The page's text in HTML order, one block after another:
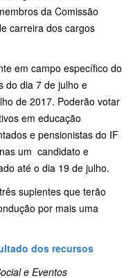
da Comissão
carreira dos cargos
em campo específico do
do dia 7 de julho e
de 2017. Poderão votar
em educação
e pensionistas do IF
um candidato e
até o dia 19 de julho.
suplentes que terão
por mais uma
dos recursos
e Eventos